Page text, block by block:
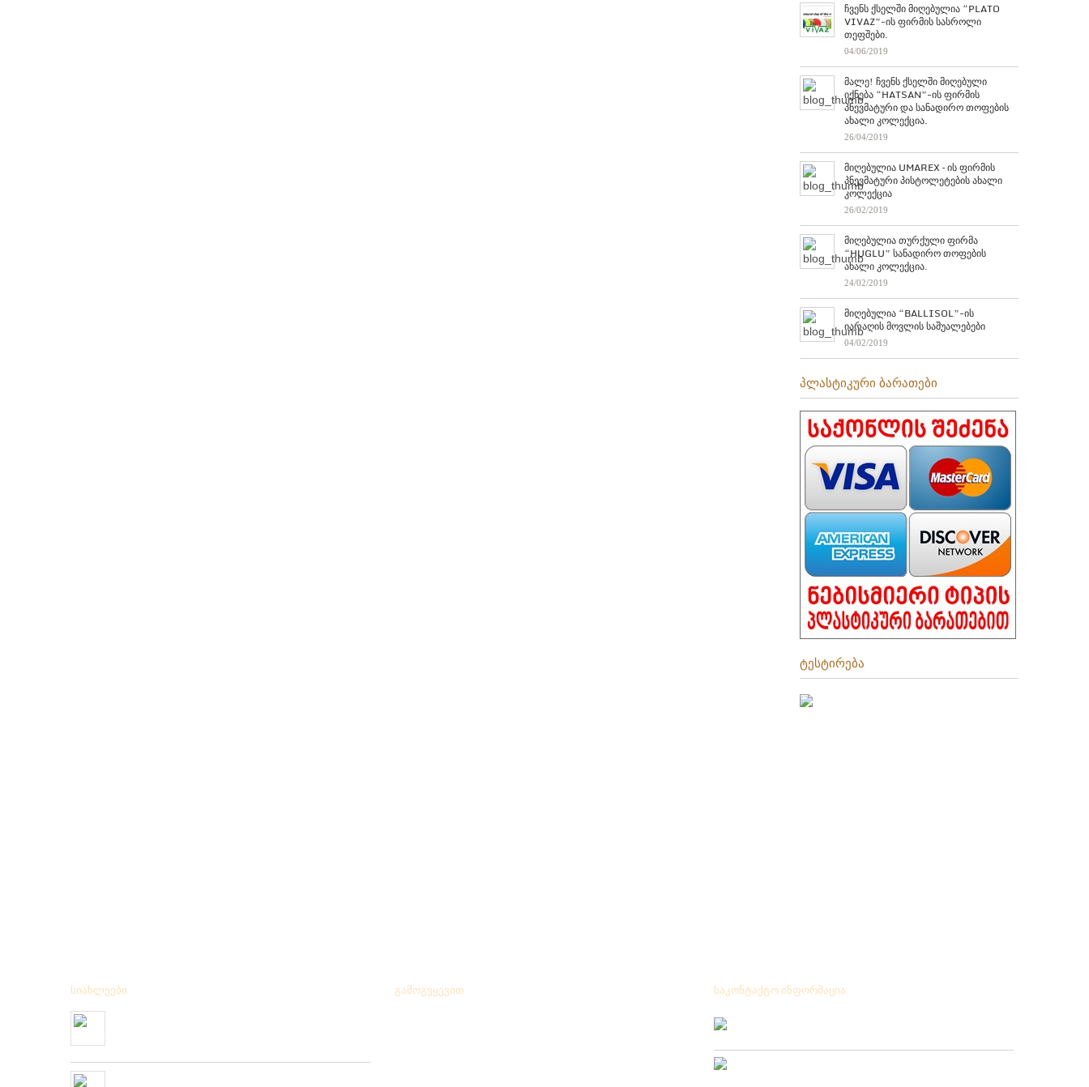
ჩვენს ქსელში მიღებულია “PLATO
VIVAZ”-ის ფირმის სასროლი
თეფშები.
04/06/2019
მალე! ჩვენს ქსელში მიღებული
იქნება “HATSAN”-ის ფირმის
პნევმატური და სანადირო თოფების
ახალი კოლექცია.
26/04/2019
მიღებულია UMAREX – ის ფირმის
პნევმატური პისტოლეტების ახალი
კოლექცია
26/02/2019
მიღებულია თურქული ფირმა
“HUGLU” სანადირო თოფების
ახალი კოლექცია.
24/02/2019
მიღებულია “BALLISOL”-ის
იარაღის მოვლის საშუალებები
04/02/2019
პლასტიკური ბარათები
ტესტირება
სიახლეები გამოგვყევით საკონტაქტო ინფორმაცია